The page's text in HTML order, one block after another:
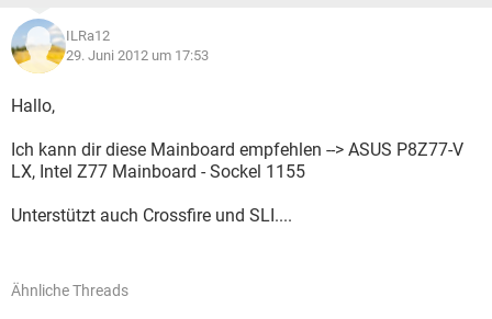
ILRa12
29. Juni 2012 um 17:53
Hallo,
Ich kann dir diese Mainboard empfehlen --> ASUS P8Z77-V
LX, Intel Z77 Mainboard - Sockel 1155
Unterstützt auch Crossfire und SLI....
Ähnliche Threads